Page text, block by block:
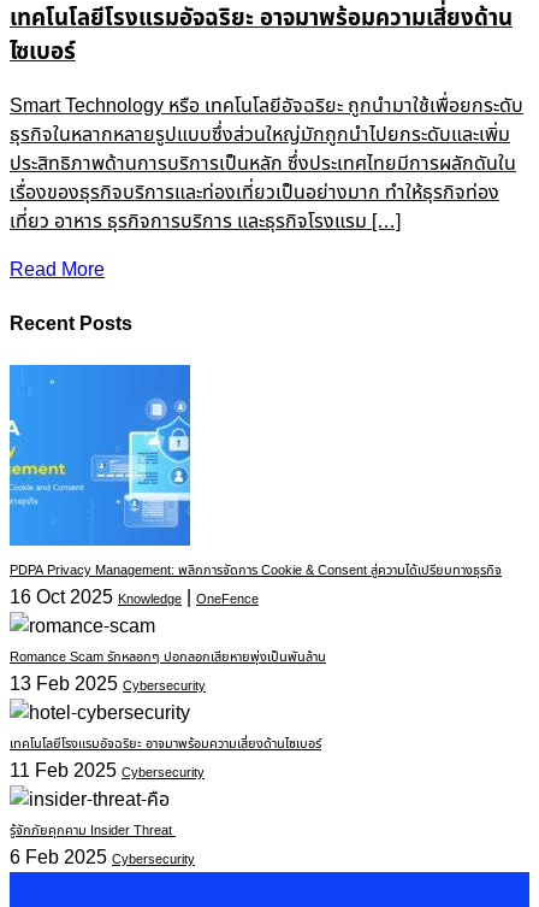
เทคโนโลยีโรงแรมอัจฉริยะ อาจมาพร้อมความเสี่ยงด้าน
ไซเบอร์
Smart Technology หรือ เทคโนโลยีอัจฉริยะ ถูกนำมาใช้เพื่อยกระดับ
ธุรกิจในหลากหลายรูปแบบซึ่งส่วนใหญ่มักถูกนำไปยกระดับและเพิ่ม
ประสิทธิภาพด้านการบริการเป็นหลัก ซึ่งประเทศไทยมีการผลักดันใน
เรื่องของธุรกิจบริการและท่องเที่ยวเป็นอย่างมาก ทำให้ธุรกิจท่อง
เที่ยว อาหาร ธุรกิจการบริการ และธุรกิจโรงแรม […]
Read More
Recent Posts
PDPA Privacy Management: พลิกการจัดการ Cookie & Consent สู่ความได้เปรียบทางธุรกิจ
16 Oct 2025 Knowledge | OneFence
Romance Scam รักหลอกๆ ปอกลอกเสียหายพุ่งเป็นพันล้าน
13 Feb 2025 Cybersecurity
เทคโนโลยีโรงแรมอัจฉริยะ อาจมาพร้อมความเสี่ยงด้านไซเบอร์
11 Feb 2025 Cybersecurity
รู้จักภัยคุกคาม Insider Threat
6 Feb 2025 Cybersecurity